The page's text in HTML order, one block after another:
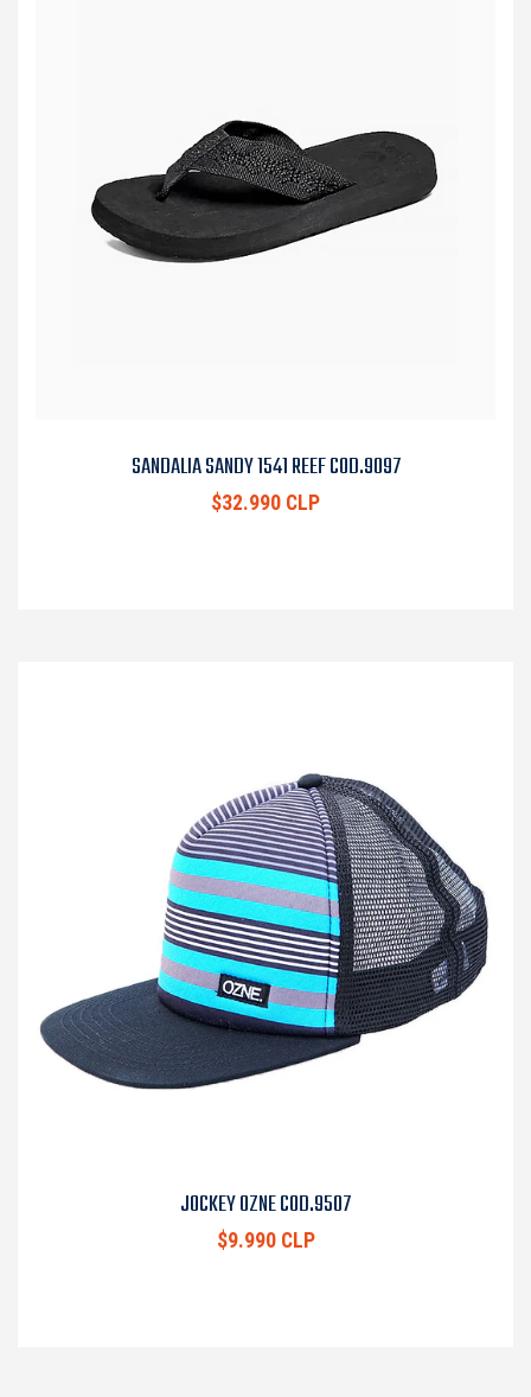
SANDALIA SANDY 1541 REEF COD.9097
$32.990 CLP
JOCKEY OZNE COD.9507
$9.990 CLP